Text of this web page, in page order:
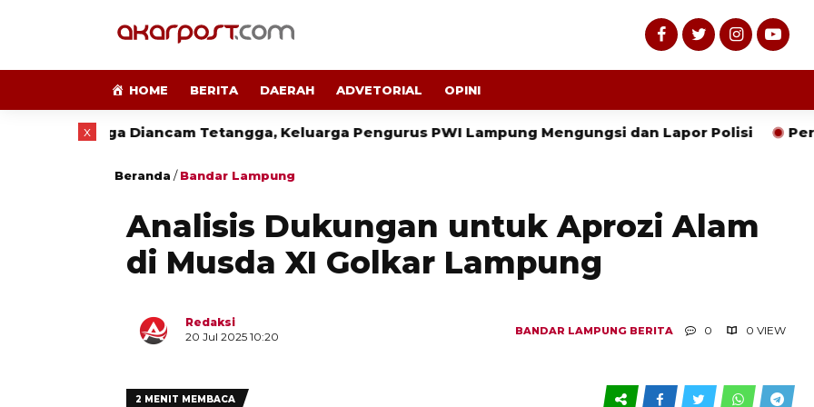
HOME BERITA DAERAH ADVETORIAL OPINI
Diancam Tetangga, Keluarga Pengurus PWI Lampung Mengungsi dan Lapor Polisi Perencanaan
Beranda /Bandar Lampung
Analisis Dukungan untuk Aprozi Alam
di Musda XI Golkar Lampung
Redaksi
20 Jul 2025 10:20
BANDAR LAMPUNG BERITA 0 0 VIEW
2 MENIT MEMBACA
x